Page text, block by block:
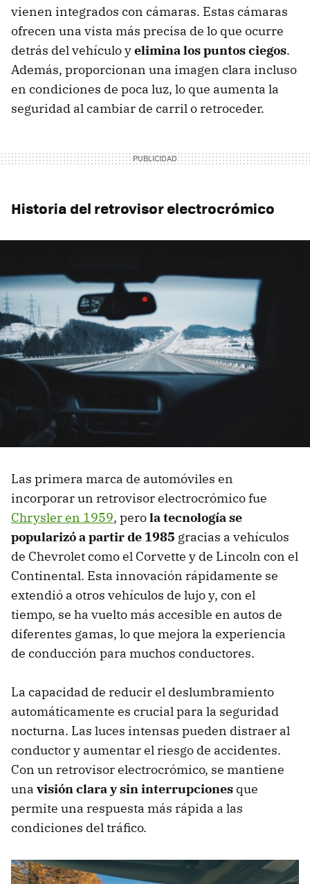
vienen integrados con cámaras. Estas cámaras
ofrecen una vista más precisa de lo que ocurre
detrás del vehículo yelimina los puntos ciegos.
Además, proporcionan una imagen clara incluso
en condiciones de poca luz, lo que aumenta la
seguridad al cambiar de carril o retroceder.
Historia del retrovisor electrocrómico
Las primera marca de automóviles en
incorporar un retrovisor electrocrómico fue
Chrysler en 1959, perola tecnología se
popularizó a partir de 1985 gracias a vehículos
de Chevrolet como el Corvette y de Lincoln con el
Continental. Esta innovación rápidamente se
extendió a otros vehículos de lujo y, con el
tiempo, se ha vuelto más accesible en autos de
diferentes gamas, lo que mejora la experiencia
de conducción para muchos conductores.
La capacidad de reducir el deslumbramiento
automáticamente es crucial para la seguridad
nocturna. Las luces intensas pueden distraer al
conductor y aumentar el riesgo de accidentes.
Con un retrovisor electrocrómico, se mantiene
una visión clara y sin interrupciones que
permite una respuesta más rápida a las
condiciones del tráfico.